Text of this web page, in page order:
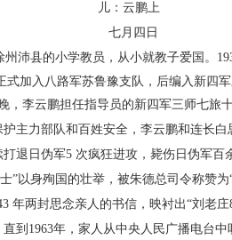
鹏上
四日
沛县的小学教员，从小就教子爱国。
式加入八路军苏鲁豫支队，后编入新四
，李云鹏担任指导员的新四军三师七旅
主力部队和百姓安全，李云鹏和连长
打退 日伪军5 次疯狂进攻，毙伤日伪军百
”以身殉国的壮举，被朱德总司令称赞为
年两封思念亲人的书信，映衬出“刘老
到1963年，家人从中央人民广播电台中